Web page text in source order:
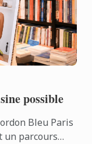
possible
Bleu Paris
un parcours